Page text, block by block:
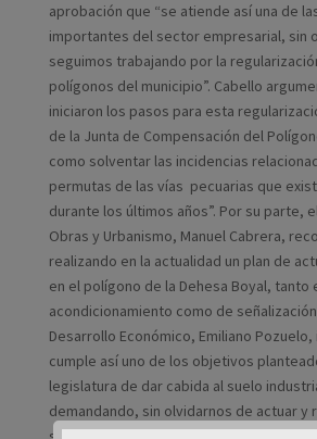
aprobación que “se atiende así una de
importantes del sector empresarial, sin
seguimos trabajando por la
polígonos del municipio”. Cabello
iniciaron los pasos para esta
de la Junta de Compensación del
como solventar las incidencias
permutas de las vías pecuarias que
durante los últimos años”. Por su parte,
Obras y Urbanismo, Manuel Cabrera,
realizando en la actualidad un plan de
en el polígono de la Dehesa Boyal, tanto
acondicionamiento como de
Desarrollo Económico, Emiliano
cumple así uno de los objetivos
legislatura de dar cabida al suelo
demandando, sin olvidarnos de actuar y